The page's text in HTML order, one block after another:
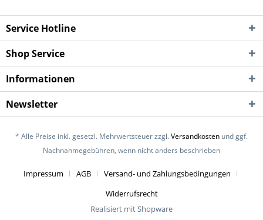
Service Hotline
Shop Service
Informationen
Newsletter
* Alle Preise inkl. gesetzl. Mehrwertsteuer zzgl.Versandkosten und ggf.
Nachnahmegebühren, wenn nicht anders beschrieben
Impressum AGB
Versand- und Zahlungsbedingungen
Widerrufsrecht
Realisiert mit Shopware